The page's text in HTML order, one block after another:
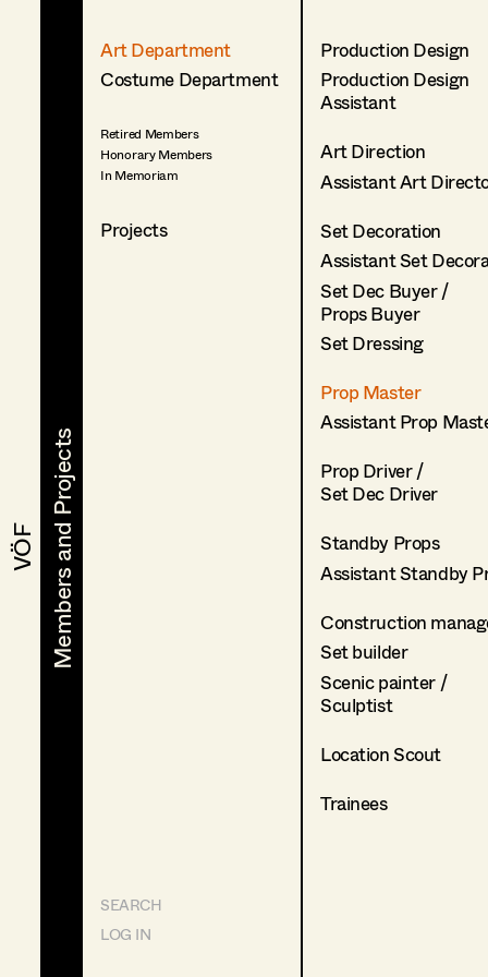
VÖF
VÖF Members and Projects
Members and Projects
Art Department
Costume Department
Retired Members
Honorary Members
In Memoriam
Projects
SEARCH
LOG IN
Production Design
Production Design
Assistant
Art Direction
Assistant Art
Set Decoration
Assistant Set
Set Dec Buyer /
Props Buyer
Set Dressing
Prop Master
Assistant Prop
Prop Driver /
Set Dec Driver
Standby Props
Assistant Standby
Construction
Set builder
Scenic painter /
Sculptist
Location Scout
Trainees